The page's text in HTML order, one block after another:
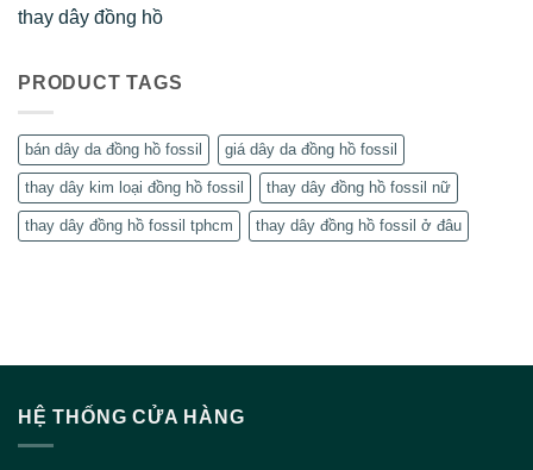
thay dây đồng hồ
PRODUCT TAGS
bán dây da đồng hồ fossil giá dây da đồng hồ fossil
thay dây kim loại đồng hồ fossil thay dây đồng hồ fossil nữ
thay dây đồng hồ fossil tphcm thay dây đồng hồ fossil ở đâu
HỆ THỐNG CỬA HÀNG